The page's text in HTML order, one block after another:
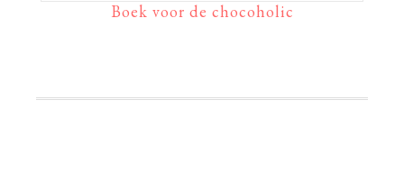
Boek voor de chocoholic